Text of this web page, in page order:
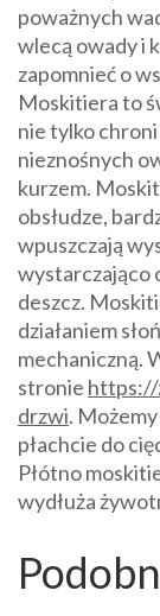
poważnych
wlecą owady i
zapomnieć o
Moskitiera to
nie tylko
nieznośnych
kurzem.
obsłudze,
wpuszczają
wystarczająco
deszcz.
działaniem
mechaniczną.
stronie https://
drzwi.
płachcie do
Płótno
wydłuża